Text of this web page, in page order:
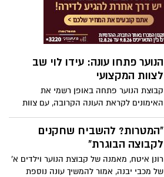
הנוער פתחו עונה: עידו לוי שב
לצוות המקצועי
קבוצת הנוער פתחה באופן רשמי את
האימונים לקראת העונה הקרובה, עם צוות
מקצועי רחב שכולל גם את מאמן הכושר מאור
פרץ. איטח: ״קיבלתי חיזוקים, מקווה להכשיר
שחקנים לקבוצה הבוגרת״
"המטרות? להשביח שחקנים
לקבוצה הבוגרת"
רונן איטח, מאמנה של קבוצת הנוער וילדים א'
של מכבי יבנה, אמור להמשיך עונה נוספת